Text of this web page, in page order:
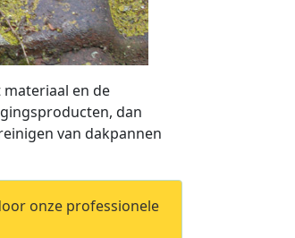
en de
dan
van dakpannen
onze professionele